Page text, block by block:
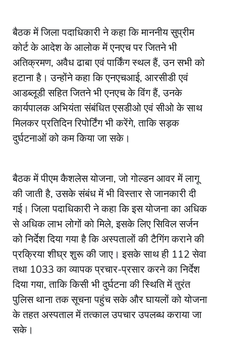
बैठक में जिला पदाधिकारी ने कहा कि माननीय सुप्रीम
कोर्ट के आदेश के आलोक में एनएच पर जितने भी
अतिक्रमण, अवैध ढाबा एवं पार्किंग स्थल हैं, उन सभी को
हटाना है। उन्होंने कहा कि एनएचआई, आरसीडी एवं
आडब्लूडी सहित जितने भी एनएच के विंग हैं, उनके
कार्यपालक अभियंता संबंधित एसडीओ एवं सीओ के साथ
मिलकर प्रतिदिन रिपोर्टिंग भी करेंगे, ताकि सड़क
दुर्घटनाओं को कम किया जा सके।
बैठक में पीएम कैशलेस योजना, जो गोल्डन आवर में लागू
की जाती है, उसके संबंध में भी विस्तार से जानकारी दी
गई। जिला पदाधिकारी ने कहा कि इस योजना का अधिक
से अधिक लाभ लोगों को मिले, इसके लिए सिविल सर्जन
को निर्देश दिया गया है कि अस्पतालों की टैगिंग कराने की
प्रक्रिया शीघ्र शुरू की जाए। इसके साथ ही 112 सेवा
तथा 1033 का व्यापक प्रचार-प्रसार करने का निर्देश
दिया गया, ताकि किसी भी दुर्घटना की स्थिति में तुरंत
पुलिस थाना तक सूचना पहुंच सके और घायलों को योजना
के तहत अस्पताल में तत्काल उपचार उपलब्ध कराया जा
सके।